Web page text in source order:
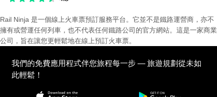
Rail Ninja 是一個線上火車票預訂服務平台。它並不是鐵路運營商，亦不
擁有或營運任何列車，也不代表任何鐵路公司的官方網站。這是一家商業
公司，旨在讓您更輕鬆地在線上預訂火車票。
我們的免費應用程式伴您旅程每一步 — 旅遊規劃從未如
此輕鬆！